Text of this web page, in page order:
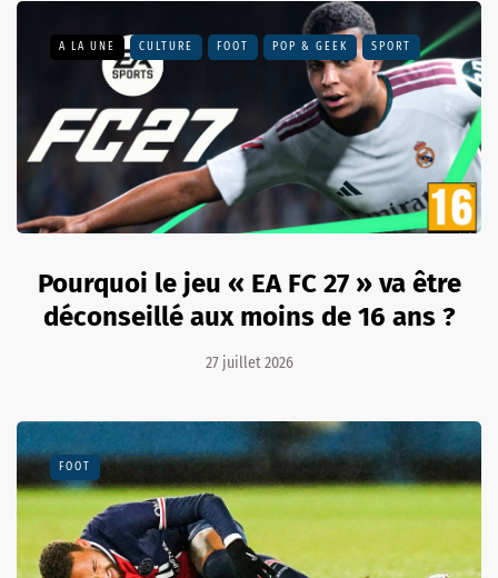
A LA UNE CULTURE FOOT POP & GEEK SPORT
Pourquoi le jeu « EA FC 27 » va être
déconseillé aux moins de 16 ans ?
27 juillet 2026
FOOT